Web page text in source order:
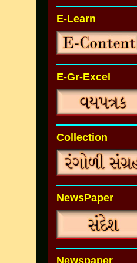
E-Learn
E-Gr-Excel
Collection
NewsPaper
Newspaper